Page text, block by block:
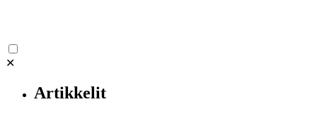
✕
Artikkelit